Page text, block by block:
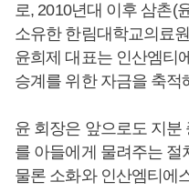
로, 2010년대 이후 삼촌(
소유한 한림대학교의료
윤희제 대표는 인산엠티
승계를 위한 자금을 축적
윤 회장은 앞으로도 지분
를 아들에게 물려주는
물론 소화와 인산엠티에